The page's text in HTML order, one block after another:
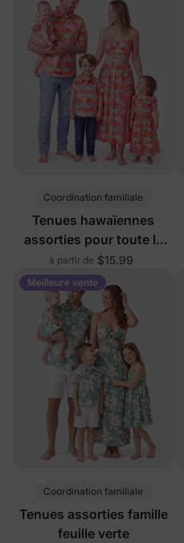
Coordination familiale
Tenues hawaïennes
assorties pour toute la
famille multicolores
à partir de $15.99
Meilleure vente
Coordination familiale
Tenues assorties famille
feuille verte